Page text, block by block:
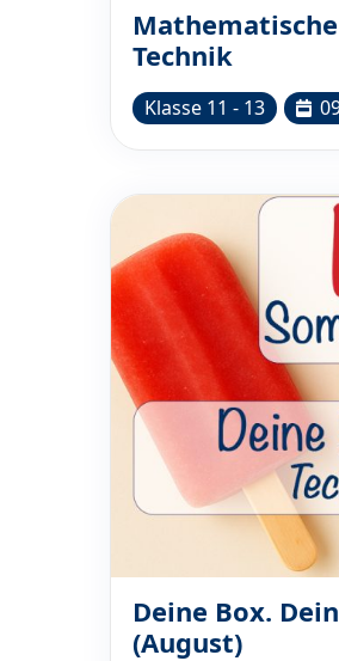
Technik
Klasse 11 - 13
Deine Box.
(August)